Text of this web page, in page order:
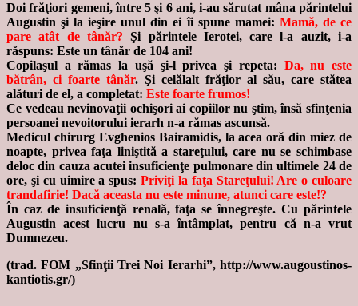
Doi frăţiori gemeni, între 5 şi 6 ani, i-au sărutat mâna părintelui
Augustin şi la ieşire unul din ei îi spune mamei: Mamă, de ce
pare atât de tânăr?Şi părintele Ierotei, care l-a auzit, i-a
răspuns: Este un tânăr de 104 ani!
Copilaşul a rămas la uşă şi-l privea şi repeta: Da, nu este
bătrân, ci foarte tânăr. Şi celălalt frăţior al său, care stătea
alături de el, a completat: Este foarte frumos!
Ce vedeau nevinovaţii ochişori ai copiilor nu ştim, însă sfinţenia
persoanei nevoitorului ierarh n-a rămas ascunsă.
Medicul chirurg Evghenios Bairamidis, la acea oră din miez de
noapte, privea faţa liniştită a stareţului, care nu se schimbase
deloc din cauza acutei insuficienţe pulmonare din ultimele 24 de
ore, şi cu uimire a spus: Priviţi la faţa Stareţului! Are o culoare
trandafirie! Dacă aceasta nu este minune, atunci care este!?
În caz de insuficienţă renală, faţa se înnegreşte. Cu părintele
Augustin acest lucru nu s-a întâmplat, pentru că n-a vrut
Dumnezeu.
(trad. FOM „Sfinţii Trei Noi Ierarhi”, http://www.augoustinos-
kantiotis.gr/)